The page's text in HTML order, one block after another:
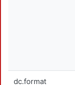
dc.format